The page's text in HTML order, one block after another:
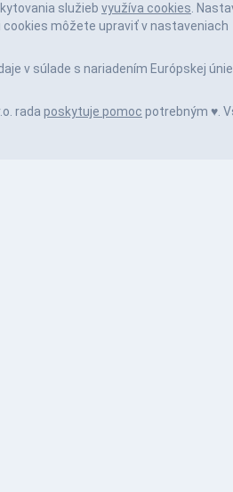
služieb využíva cookies.
môžete upraviť v nastaveniach
v súlade s nariadením Európskej únie
rada poskytuje pomoc potrebným ♥️.